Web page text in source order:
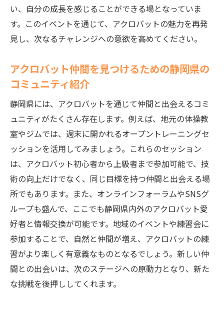
い、自分の成長を感じることができる場となっていま
す。このイベントを通じて、アクロバットの魅力を再発
見し、次なるチャレンジへの意欲を高めてください。
アクロバット仲間を見つけるための静岡県の
コミュニティ紹介
静岡県には、アクロバットを通じて仲間と出会えるコミ
ュニティがたくさん存在します。例えば、地元の体操教
室やジムでは、週末に開かれるオープントレーニングセ
ッションを活用してみましょう。これらのセッション
は、アクロバット初心者から上級者まで参加可能で、技
術の向上だけでなく、同じ目標を持つ仲間と出会える場
所でもあります。また、オンラインフォーラムやSNSグ
ループも盛んで、ここでも静岡県内外のアクロバット愛
好者と情報交換が可能です。地域のイベントや練習会に
参加することで、自然と仲間が増え、アクロバットの練
習がより楽しく有意義なものとなるでしょう。新しい仲
間との出会いは、次のステージへの原動力となり、新た
な挑戦を後押ししてくれます。